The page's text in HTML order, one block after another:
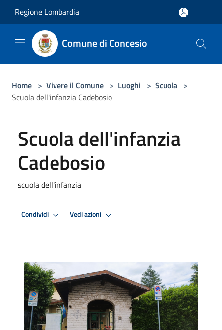
Regione Lombardia
Comune di Concesio
Home > Vivere il Comune > Luoghi > Scuola >
Scuola dell'infanzia Cadebosio
Scuola dell'infanzia
Cadebosio
scuola dell'infanzia
Condividi Vedi azioni